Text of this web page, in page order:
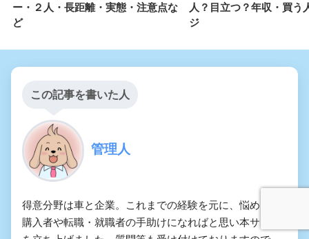
ー・２人・長距離・実態・注意点な
ど
人？目立つ？年収・買う
ジ
この記事を書いた人
管理人
得意分野は車と企業。これまでの経験を元に、悩める車
購入者や転職・就職者の手助けになればと思い本サイト